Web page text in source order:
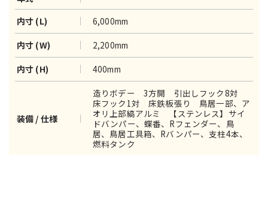
内寸 (L)
6,000mm
内寸 (W) 2,200mm
内寸 (H) 400mm
装備 / 仕様
造りボデー 3方開 引出しフック8対
床フック1対 床鉄板張り 鳥居一部、ア
オリ上部縞アルミ 【ステンレス】サイ
ドバンパー、蝶番、Rフェンダー、鳥
居、鳥居工具箱、Rバンパー、支柱4本、
燃料タンク